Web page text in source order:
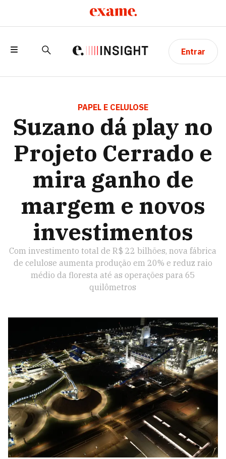
Entrar
CERRADO E MIRA GANHO DE MARGEM E
NOVOS INVESTIMENTOS
PAPEL E CELULOSE
Suzano dá play no
Projeto Cerrado e
mira ganho de
margem e novos
investimentos
Com investimento total de R$ 22 bilhões, nova fábrica
de celulose aumenta produção em 20% e reduz raio
médio da floresta até as operações para 65
quilômetros